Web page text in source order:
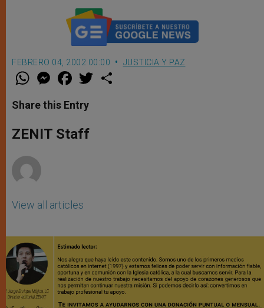
FEBRERO 04, 2002 00:00 JUSTICIA Y PAZ
W
t
s
p
p
M
e
s
e
g
e
F
a
e
b
o
k
w
Share this Entry
ZENIT Staff
View all articles